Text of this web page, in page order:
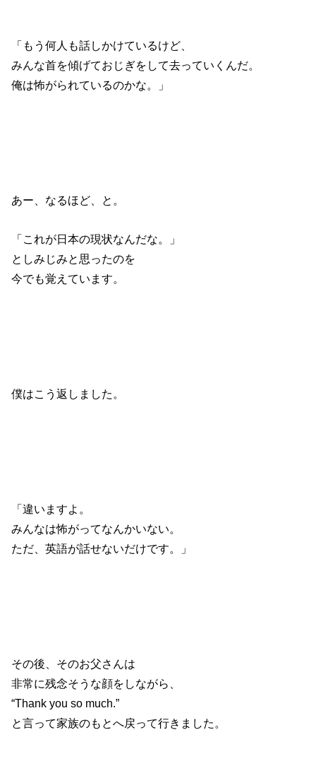
「もう何人も話しかけているけど、
みんな首を傾げておじぎをして去っていくんだ。
俺は怖がられているのかな。」
あー、なるほど、と。
「これが日本の現状なんだな。」
としみじみと思ったのを
今でも覚えています。
僕はこう返しました。
「違いますよ。
みんなは怖がってなんかいない。
ただ、英語が話せないだけです。」
その後、そのお父さんは
非常に残念そうな顔をしながら、
“Thank you so much.”
と言って家族のもとへ戻って行きました。